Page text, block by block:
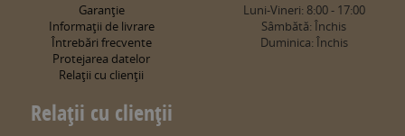
Garanţie
Informaţii de livrare
Întrebări frecvente
Protejarea datelor
Relaţii cu clienţii
Luni-Vineri: 8:00 - 17:00
Sâmbătă: Închis
Duminica: Închis
Relaţii cu clienţii